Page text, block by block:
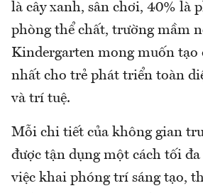
là cây xanh, sân chơi, 40% là
phòng thể chất, trường mầm
Kindergarten mong muốn tạo
nhất cho trẻ phát triển toàn
và trí tuệ.
Mỗi chi tiết của không gian
được tận dụng một cách tối
việc khai phóng trí sáng tạo,